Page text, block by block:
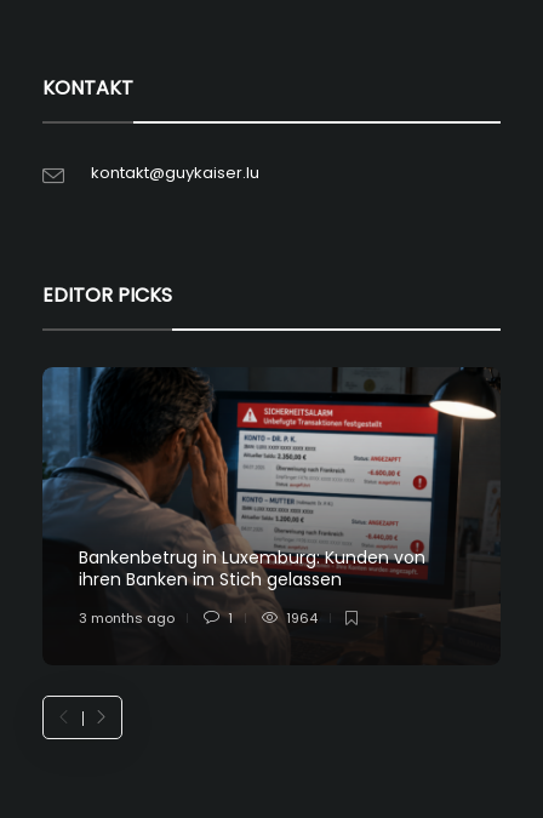
KONTAKT
kontakt@guykaiser.lu
EDITOR PICKS
Bankenbetrug in Luxemburg: Kunden von
ihren Banken im Stich gelassen
3 months ago 1 1964